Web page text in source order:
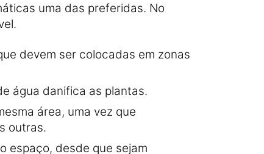
uma das preferidas. No
devem ser colocadas em zonas
água danifica as plantas.
área, uma vez que
outras.
espaço, desde que sejam